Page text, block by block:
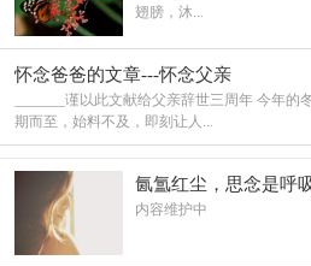
翅膀，沐...
怀念爸爸的文章---怀念父亲
_______谨以此文献给父亲辞世三周年 今年
期而至，始料不及，即刻让人...
氤氲红尘，思念是呼
内容维护中